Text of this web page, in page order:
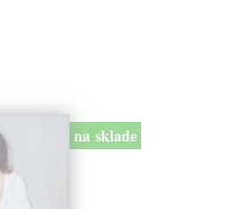
na sklade